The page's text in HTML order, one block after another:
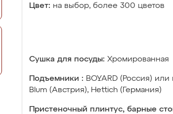
Цвет: на выбор, более 300 цветов
Сушка для посуды: Хромированная
Подъемники : BOYARD (Россия)
Blum (Австрия), Hettich (Германия)
Пристеночный плинтус, барные